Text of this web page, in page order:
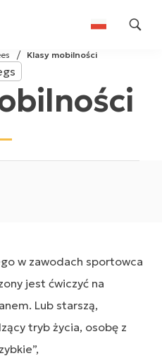
Klasy mobilności
w zawodach sportowca
jest ćwiczyć na
Lub starszą,
tryb życia, osobę z